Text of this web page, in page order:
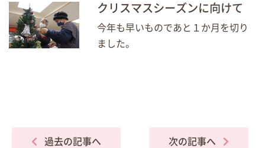
クリスマスシーズンに向けて
今年も早いものであと１か月を切り
ました。
過去の記事へ 次の記事へ